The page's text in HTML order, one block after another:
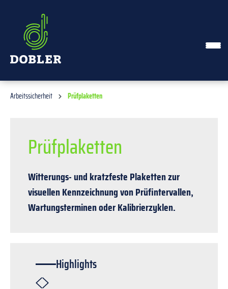
Arbeitssicherheit Prüfplaketten
Prüfplaketten
Witterungs- und kratzfeste Plaketten zur
visuellen Kennzeichnung von Prüfintervallen,
Wartungsterminen oder Kalibrierzyklen.
Highlights